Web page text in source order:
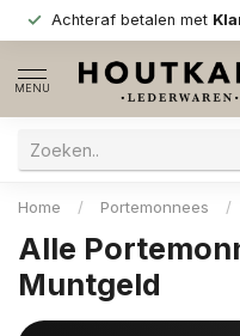
Achteraf betalen met
MENU
Home / Portemonnees /
Alle
Muntgeld